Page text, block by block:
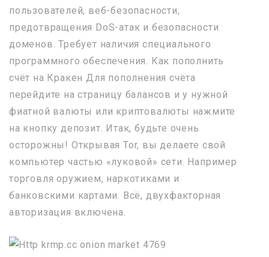
пользователей, веб-безопасности,
предотвращения DoS-атак и безопасности
доменов. Требует наличия специального
программного обеспечения. Как пополнить
счёт на Кракен Для пополнения счёта
перейдите на страницу балансов и у нужной
фиатной валюты или криптовалюты нажмите
на кнопку депозит. Итак, будьте очень
осторожны! Открывая Tor, вы делаете свой
компьютер частью «луковой» сети. Например
торговля оружием, наркотиками и
банковскими картами. Всё, двухфакторная
авторизация включена.